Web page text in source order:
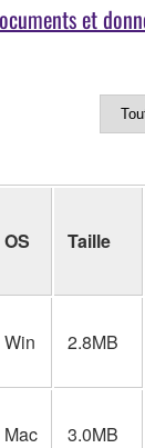
et
OS Taille
Win 2.8MB
Mac 3.0MB